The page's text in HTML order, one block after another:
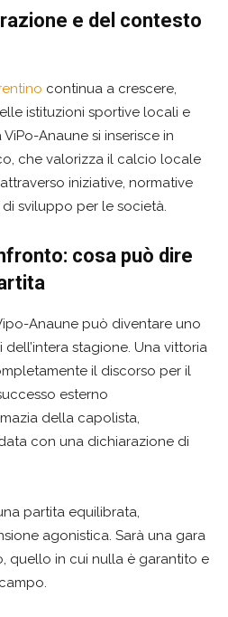
e del contesto
continua a crescere,
istituzioni sportive locali e
Anaune si inserisce in
che valorizza il calcio locale
iniziative, normative
sviluppo per le società.
cosa può dire
Anaune può diventare uno
stagione. Una vittoria
il discorso per il
esterno
della capolista,
con una dichiarazione di
partita equilibrata,
agonistica. Sarà una gara
quello in cui nulla è garantito e